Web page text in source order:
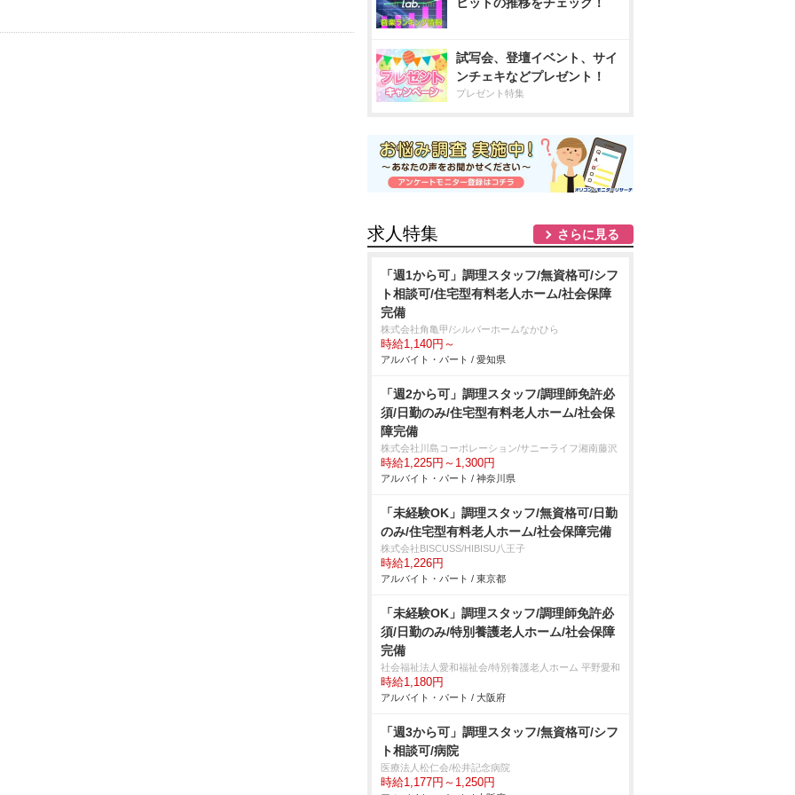
試写会、登壇イベント、サイ
ンチェキなどプレゼント！
プレゼント特集
求人特集 さらに見る
「週1から可」調理スタッフ/無資格可/シフ
ト相談可/住宅型有料老人ホーム/社会保障
完備
株式会社角亀甲/シルバーホームなかひら
時給1,140円～
アルバイト・パート / 愛知県
「週2から可」調理スタッフ/調理師免許必
須/日勤のみ/住宅型有料老人ホーム/社会保
障完備
株式会社川島コーポレーション/サニーライフ湘南藤沢
時給1,225円～1,300円
アルバイト・パート / 神奈川県
「未経験OK」調理スタッフ/無資格可/日勤
のみ/住宅型有料老人ホーム/社会保障完備
株式会社BISCUSS/HIBISU八王子
時給1,226円
アルバイト・パート / 東京都
「未経験OK」調理スタッフ/調理師免許必
須/日勤のみ/特別養護老人ホーム/社会保障
完備
社会福祉法人愛和福祉会/特別養護老人ホーム 平野愛和
時給1,180円
アルバイト・パート / 大阪府
「週3から可」調理スタッフ/無資格可/シフ
ト相談可/病院
医療法人松仁会/松井記念病院
時給1,177円～1,250円